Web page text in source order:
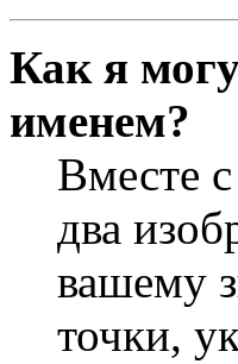
Как я
именем?
Вместе
два
вашему
точки,